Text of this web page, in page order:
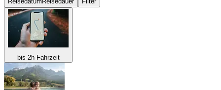
bis 2h Fahrzeit